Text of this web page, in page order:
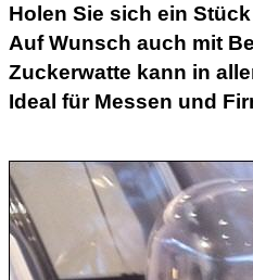
Holen Sie sich ein
Auf Wunsch auch mit
Zuckerwatte kann in
Ideal für Messen und